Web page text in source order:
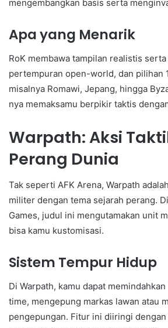
mengembangkan basis serta
Apa yang Menarik
RoK membawa tampilan realistis
pertempuran open-world, dan pilihan
misalnya Romawi, Jepang, hingga
nya memaksamu berpikir taktis
Warpath: Aksi
Perang Dunia
Tak seperti AFK Arena, Warpath
militer dengan tema sejarah perang.
Games, judul ini mengutamakan unit
bisa kamu kustomisasi.
Sistem Tempur Hidup
Di Warpath, kamu dapat
time, mengepung markas lawan atau
pengepungan. Fitur ini diiringi